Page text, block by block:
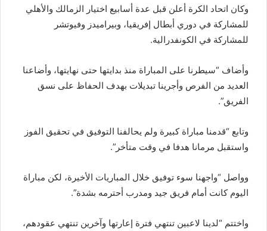
وكان اتحاد الكرة أعلن قبل عدة أسابيع اختيار الزمالك والأهلي
للمشاركة في دوري أبطال إفريقيا، وبيراميدز وفيوتشر
للمشاركة في الكونفدرالية.
وأضاف “سيطرنا على المباراة منذ بدايتها حتى نهايتها، وأضاعنا
العديد من الفرص وأجرينا تبديلات بهدف الحفاظ على نسق
الفريق”.
وتابع “قدمنا مباراة كبيرة ولم يحالفنا التوفيق في تحقيق الفوز
واستقبل مرمانا هدفا في وقت متأخر”.
وواصل “واجهنا سوء توفيق خلال المباريات الأخيرة، لكن مباراة
اليوم كانت أمام فريق جيد ومدرب أحترمه بشدة”.
واختتم “لدينا لاعبين تنتهي فترة إعارتها وآخرين تنتهي عقودهم،